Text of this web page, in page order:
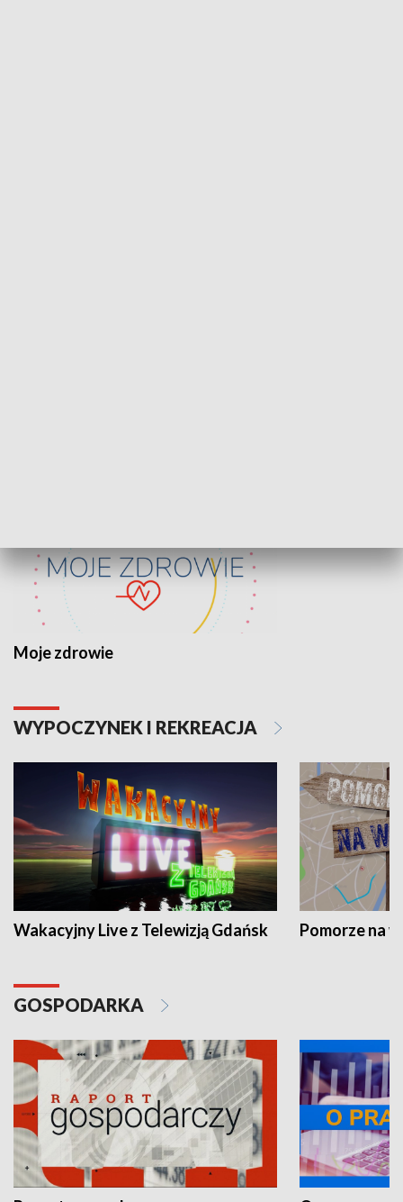
Moje zdrowie
WYPOCZYNEK I REKREACJA
Wakacyjny Live z Telewizją Gdańsk Pomorze na
GOSPODARKA